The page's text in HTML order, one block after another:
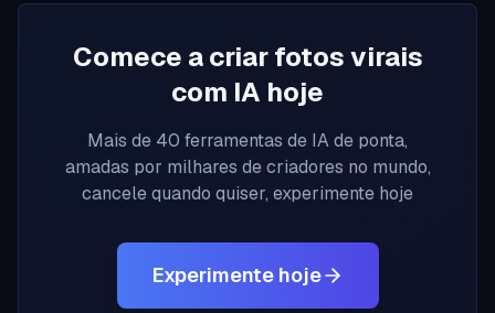
Comece a criar fotos virais
com IA hoje
Mais de 40 ferramentas de IA de ponta,
amadas por milhares de criadores no mundo,
cancele quando quiser, experimente hoje
Experimente hoje